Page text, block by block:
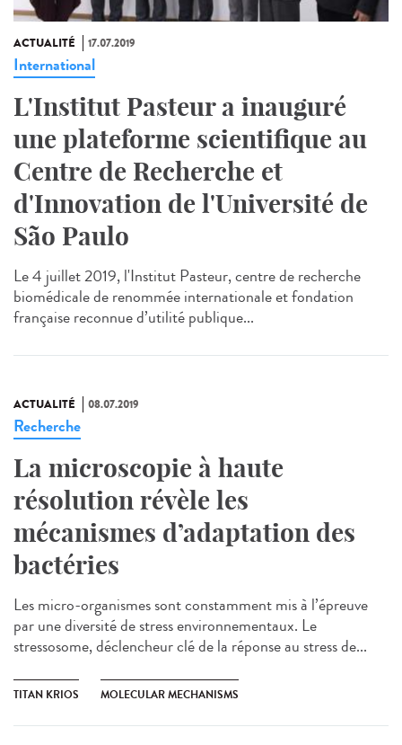
ACTUALITÉ 17.07.2019
International
L'Institut Pasteur a inauguré
une plateforme scientifique au
Centre de Recherche et
d'Innovation de l'Université de
São Paulo
Le 4 juillet 2019, l'Institut Pasteur, centre de recherche
biomédicale de renommée internationale et fondation
française reconnue d’utilité publique...
ACTUALITÉ 08.07.2019
Recherche
La microscopie à haute
résolution révèle les
mécanismes d’adaptation des
bactéries
Les micro-organismes sont constamment mis à l’épreuve
par une diversité de stress environnementaux. Le
stressosome, déclencheur clé de la réponse au stress de...
TITAN KRIOS MOLECULAR MECHANISMS